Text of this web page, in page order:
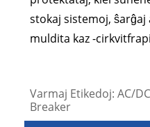
stokaj sistemoj, ŝarĝaj
muldita kaz -
Varmaj Etikedoj: AC/
Breaker